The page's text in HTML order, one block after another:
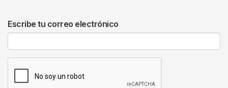
Escribe tu correo electrónico